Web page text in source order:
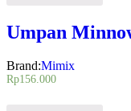
Umpan
Brand:Mimix
Rp156.000